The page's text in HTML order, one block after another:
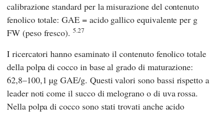
calibrazione standard per la misurazione del contenuto
fenolico totale: GAE = acido gallico equivalente per g
FW (peso fresco).5.27
I ricercatori hanno esaminato il contenuto fenolico totale
della polpa di cocco in base al grado di maturazione:
62,8–100,1 µg GAE/g. Questi valori sono bassi rispetto a
leader noti come il succo di melograno o di uva rossa.
Nella polpa di cocco sono stati trovati anche acido